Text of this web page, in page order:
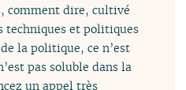
comment dire, cultivé
techniques et politiques
la politique, ce n’est
pas soluble dans la
un appel très